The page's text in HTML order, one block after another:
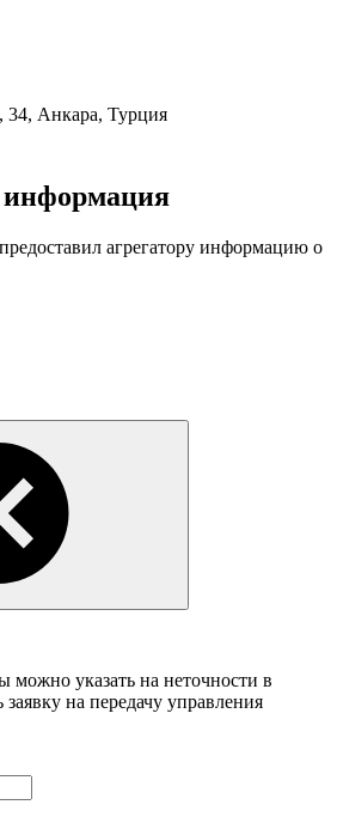
34, Анкара, Турция
агрегатору информацию о
указать на неточности в
на передачу управления